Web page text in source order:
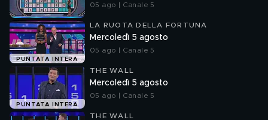
05 ago | Canale 5
PUNTATA INTERA
LA RUOTA DELLA FORTUNA
Mercoledì 5 agosto
05 ago | Canale 5
PUNTATA INTERA
THE WALL
Mercoledì 5 agosto
05 ago | Canale 5
THE WALL